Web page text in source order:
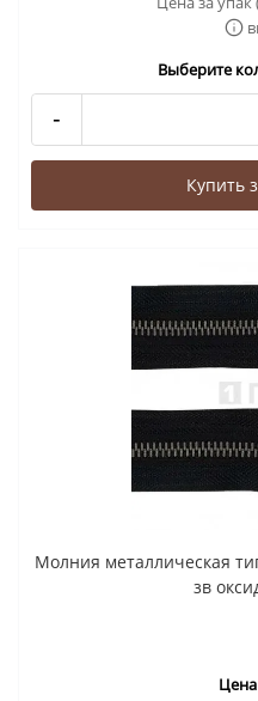
Выберите
-
Купить
Молния металлическая
зв